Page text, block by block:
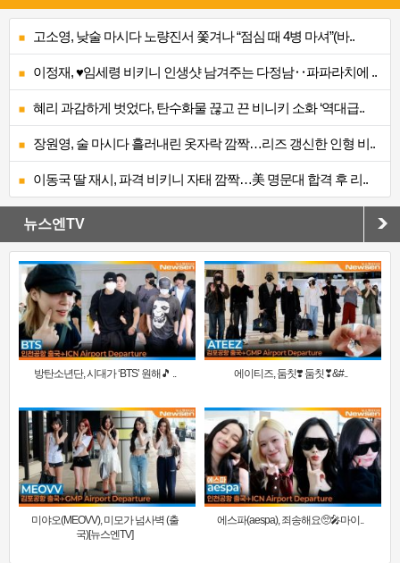
고소영, 낮술 마시다 노량진서 쫓겨나 “점심 때 4병 마셔”(바..
이정재, ♥임세령 비키니 인생샷 남겨주는 다정남‥파파라치에 ..
혜리 과감하게 벗었다, 탄수화물 끊고 끈 비니키 소화 ‘역대급..
장원영, 술 마시다 흘러내린 옷자락 깜짝…리즈 갱신한 인형 비..
이동국 딸 재시, 파격 비키니 자태 깜짝…美 명문대 합격 후 리..
뉴스엔TV
방탄소년단, 시대가 ‘BTS’ 원해🎵 .. 에이티즈, 둠칫❣️ 둠칫❣&#..
미야오(MEOVV), 미모가 넘사벽 (출
국)[뉴스엔TV]
에스파(aespa), 죄송해요🥺🎤마이..